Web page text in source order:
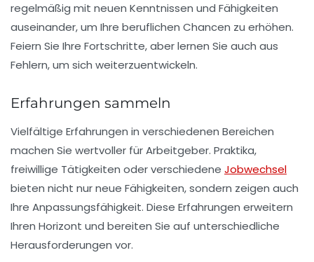
regelmäßig mit neuen Kenntnissen und Fähigkeiten
auseinander, um Ihre beruflichen Chancen zu erhöhen.
Feiern Sie Ihre Fortschritte, aber lernen Sie auch aus
Fehlern, um sich weiterzuentwickeln.
Erfahrungen sammeln
Vielfältige Erfahrungen in verschiedenen Bereichen
machen Sie wertvoller für Arbeitgeber. Praktika,
freiwillige Tätigkeiten oder verschiedene Jobwechsel
bieten nicht nur neue Fähigkeiten, sondern zeigen auch
Ihre Anpassungsfähigkeit. Diese Erfahrungen erweitern
Ihren Horizont und bereiten Sie auf unterschiedliche
Herausforderungen vor.